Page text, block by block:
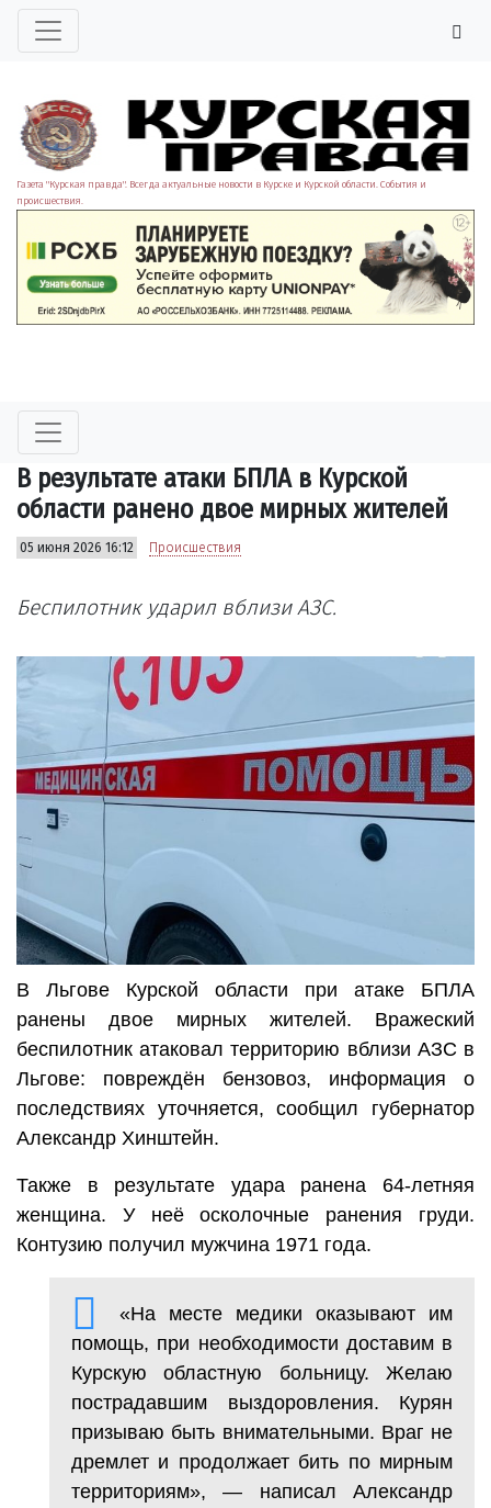
Газета "Курская правда". Всегда актуальные новости в Курске и Курской области. События и
происшествия.
В результате атаки БПЛА в Курской
области ранено двое мирных жителей
05 июня 2026 16:12 Происшествия
Беспилотник ударил вблизи АЗС.
В Льгове Курской области при атаке БПЛА
ранены двое мирных жителей. Вражеский
беспилотник атаковал территорию вблизи АЗС в
Льгове: повреждён бензовоз, информация о
последствиях уточняется, сообщил губернатор
Александр Хинштейн.
Также в результате удара ранена 64-летняя
женщина. У неё осколочные ранения груди.
Контузию получил мужчина 1971 года.
«На месте медики оказывают им
помощь, при необходимости доставим в
Курскую областную больницу. Желаю
пострадавшим выздоровления. Курян
призываю быть внимательными. Враг не
дремлет и продолжает бить по мирным
территориям», — написал Александр